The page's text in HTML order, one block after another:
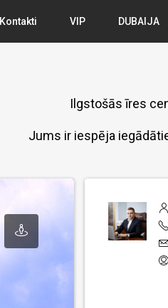
Kontakti VIP DUBAIJA
Ilgstošās īres
Jums ir iespēja